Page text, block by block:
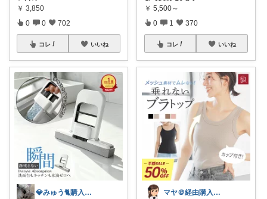
￥ 3,850
0 0 702
コレ いいね
💎みゅう🐈購入感謝(❀ᴗ͈ˬᴗ͈)⁾
￥ 5,500～
0 1 370
コレ いいね
マヤ＠経由購入に感謝❤️